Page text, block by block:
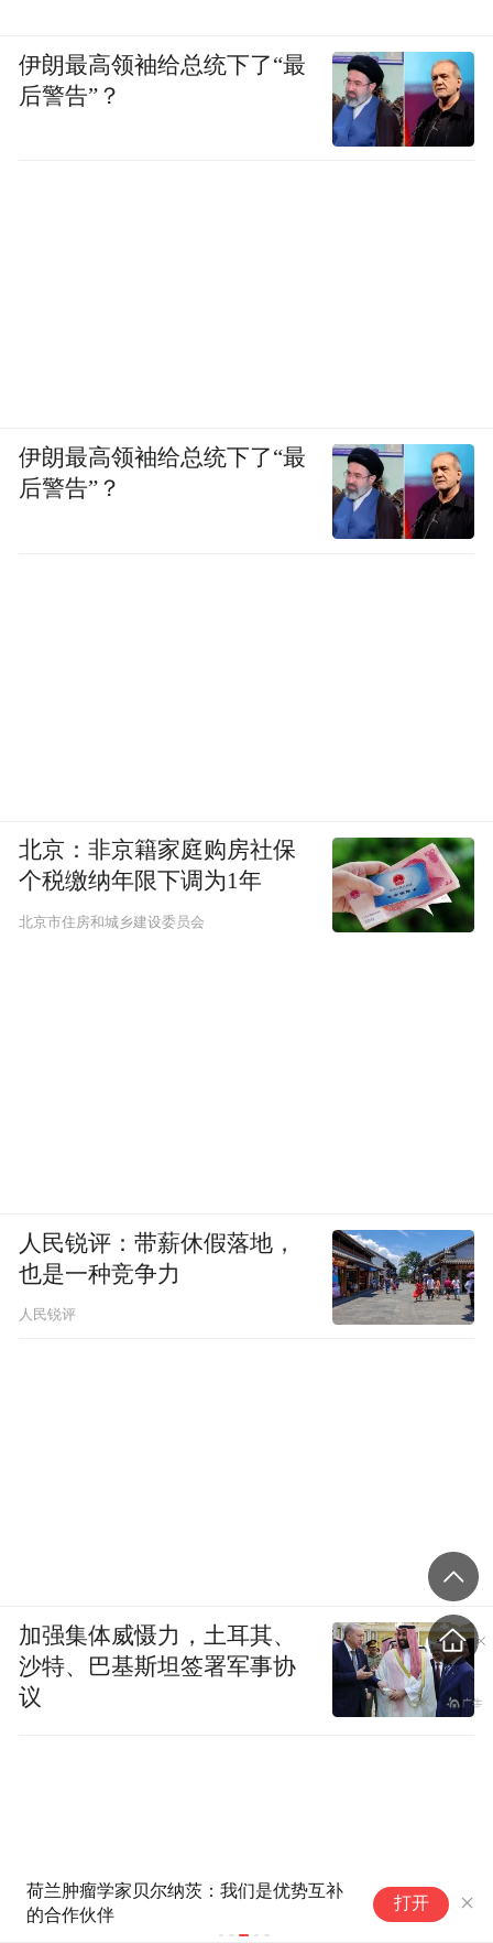
荷兰肿瘤学家贝尔纳茨：我们是优势互补
的合作伙伴
打开
伊朗最高领袖给总统下了“最
后警告”？
伊朗最高领袖给总统下了“最
后警告”？
北京：非京籍家庭购房社保
个税缴纳年限下调为1年
北京市住房和城乡建设委员会
人民锐评：带薪休假落地，
也是一种竞争力
人民锐评
加强集体威慑力，土耳其、
沙特、巴基斯坦签署军事协
议